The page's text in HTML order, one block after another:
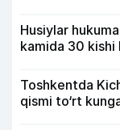
Husiylar
kamida 30 kishi
Toshkentda
qismi to‘rt